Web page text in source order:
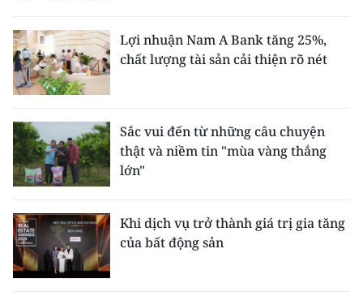
Lợi nhuận Nam A Bank tăng 25%,
chất lượng tài sản cải thiện rõ nét
Sắc vui đến từ những câu chuyện
thật và niềm tin "mùa vàng thắng
lớn"
Khi dịch vụ trở thành giá trị gia tăng
của bất động sản